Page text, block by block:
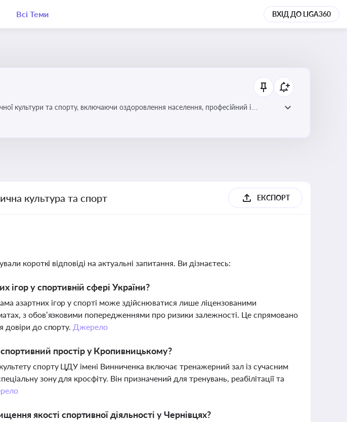
Всі Теми ВХІД ДО LIGA360
культури та спорту, включаючи оздоровлення населення, професійний і
культура та спорт ЕКСПОРТ
короткі відповіді на актуальні запитання. Ви дізнаєтесь:
ігор у спортивній сфері України?
азартних ігор у спорті може здійснюватися лише ліцензованими
з обов’язковими попередженнями про ризики залежності. Це спрямовано
довіри до спорту. Джерело
простір у Кропивницькому?
спорту ЦДУ імені Винниченка включає тренажерний зал із сучасним
зону для кросфіту. Він призначений для тренувань, реабілітації та
якості спортивної діяльності у Чернівцях?